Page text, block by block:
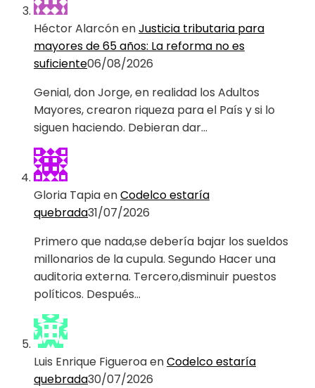
Héctor AlarcónenJusticia tributaria para
mayores de 65 años: La reforma no es
suficiente06/08/2026
Genial, don Jorge, en realidad los Adultos
Mayores, crearon riqueza para el País y si lo
siguen haciendo. Debieran dar…
Gloria TapiaenCodelco estaría
quebrada31/07/2026
Primero que nada,se debería bajar los sueldos
millonarios de la cupula. Segundo Hacer una
auditoria externa. Tercero,disminuir puestos
políticos. Después…
Luis Enrique FigueroaenCodelco estaría
quebrada30/07/2026